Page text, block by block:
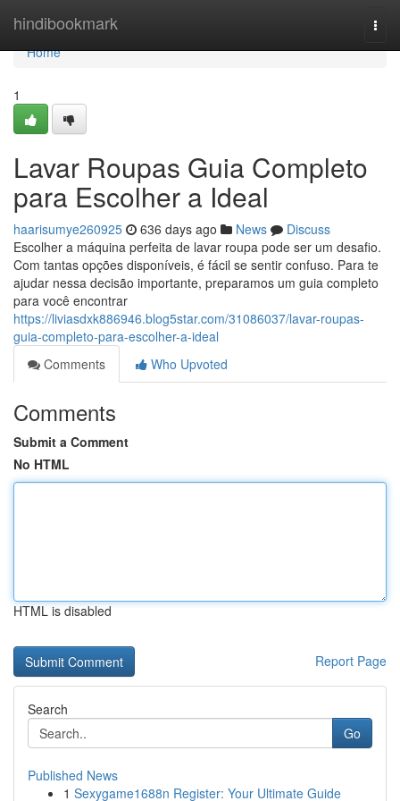
hindibookmark
Home
Home
1
Lavar Roupas Guia Completo
para Escolher a Ideal
haarisumye260925 636 days ago News
Discuss
Escolher a máquina perfeita de lavar roupa pode ser um desafio.
Com tantas opções disponíveis, é fácil se sentir confuso. Para te
ajudar nessa decisão importante, preparamos um guia completo
para você encontrar
https://liviasdxk886946.blog5star.com/31086037/lavar-roupas-
guia-completo-para-escolher-a-ideal
Comments
Who Upvoted
Comments
Submit a Comment
No HTML
HTML is disabled
Report Page
Search
Go
Published News
1 Sexygame1688n Register: Your Ultimate Guide